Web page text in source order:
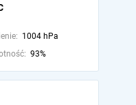
1004 hPa
93%